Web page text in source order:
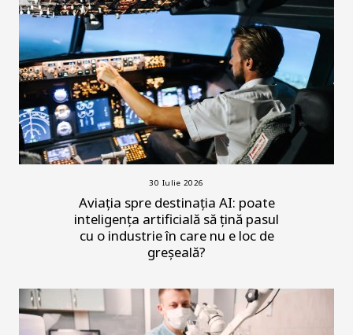
30 Iulie 2026
Aviația spre destinația AI: poate
inteligența artificială să țină pasul
cu o industrie în care nu e loc de
greșeală?